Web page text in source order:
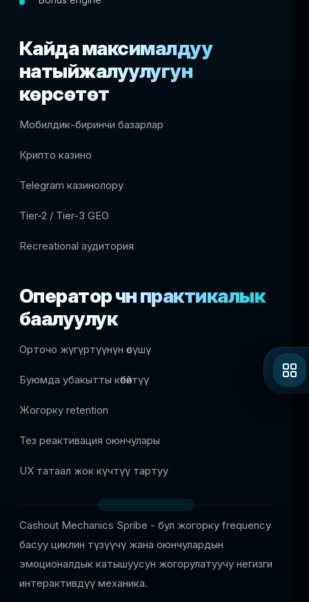
Кайда максималдуу
натыйжалуулугун
көрсөтөт
Мобилдик-биринчи базарлар
Крипто казино
Telegram казинолору
Tier-2 / Tier-3 GEO
Recreational аудитория
Оператор үчүн практикалык
баалуулук
Орточо жүгүртүүнүн өсүшү
Буюмда убакытты көбөйтүү
Жогорку retention
Тез реактивация оюнчулары
UX татаал жок күчтүү тартуу
Cashout Mechanics Spribe - бул жогорку frequency
басуу циклин түзүүчү жана оюнчулардын
эмоционалдык катышуусун жогорулатуучу негизги
интерактивдүү механика.